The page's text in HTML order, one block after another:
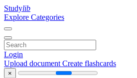
Studylib
Explore Categories
Login
Upload document Create flashcards
×